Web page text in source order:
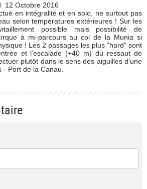
12 Octobre 2016
en intégralité et en solo, ne surtout pas
selon températures extérieures ! Sur les
possible mais possibilité de
à mi-parcours au col de la Munia si
! Les 2 passages les plus "hard" sont
et l'escalade (+40 m) du ressaut de
plutôt dans le sens des aiguilles d'une
Port de la Canau.